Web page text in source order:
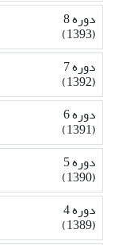
دوره 8
(1393)
دوره 7
(1392)
دوره 6
(1391)
دوره 5
(1390)
دوره 4
(1389)